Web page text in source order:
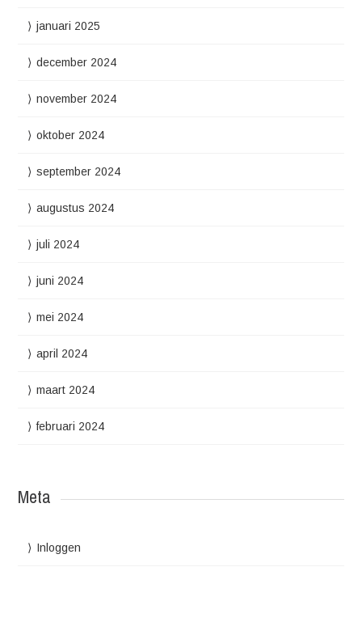
januari 2025
december 2024
november 2024
oktober 2024
september 2024
augustus 2024
juli 2024
juni 2024
mei 2024
april 2024
maart 2024
februari 2024
Meta
Inloggen